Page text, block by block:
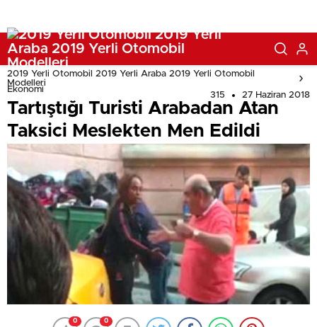
2019 Yerli Otomobil 2019 Yerli Araba 2019 Yerli Otomobil
Modelleri
Ekonomi
315 27 Haziran 2018
Tartıştığı Turisti Arabadan Atan
Taksici Meslekten Men Edildi
0 0